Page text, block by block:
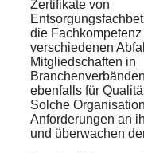
Zertifikate von
die
verschiedenen
Mitgliedschaften in
ebenfalls für
Solche
Anforderungen an
und überwachen